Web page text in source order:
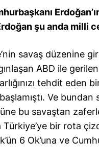
şu anda milli
savaş düzenine
ABD ile
tehdit eden
başlamıştı. Ve
bu savaştan
Türkiye’ye bir rota
6 Ok’una ve